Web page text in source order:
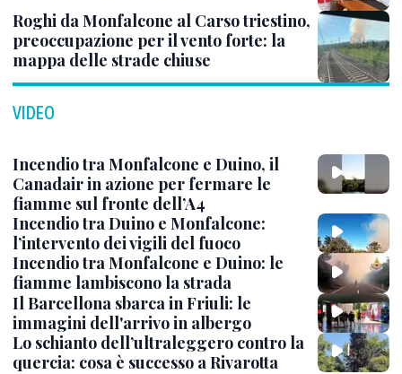
Roghi da Monfalcone al Carso triestino,
preoccupazione per il vento forte: la
mappa delle strade chiuse
VIDEO
Incendio tra Monfalcone e Duino, il
Canadair in azione per fermare le
fiamme sul fronte dell’A4
Incendio tra Duino e Monfalcone:
l’intervento dei vigili del fuoco
Incendio tra Monfalcone e Duino: le
fiamme lambiscono la strada
Il Barcellona sbarca in Friuli: le
immagini dell'arrivo in albergo
Lo schianto dell’ultraleggero contro la
quercia: cosa è successo a Rivarotta